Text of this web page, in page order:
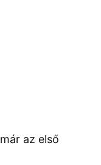
már az első